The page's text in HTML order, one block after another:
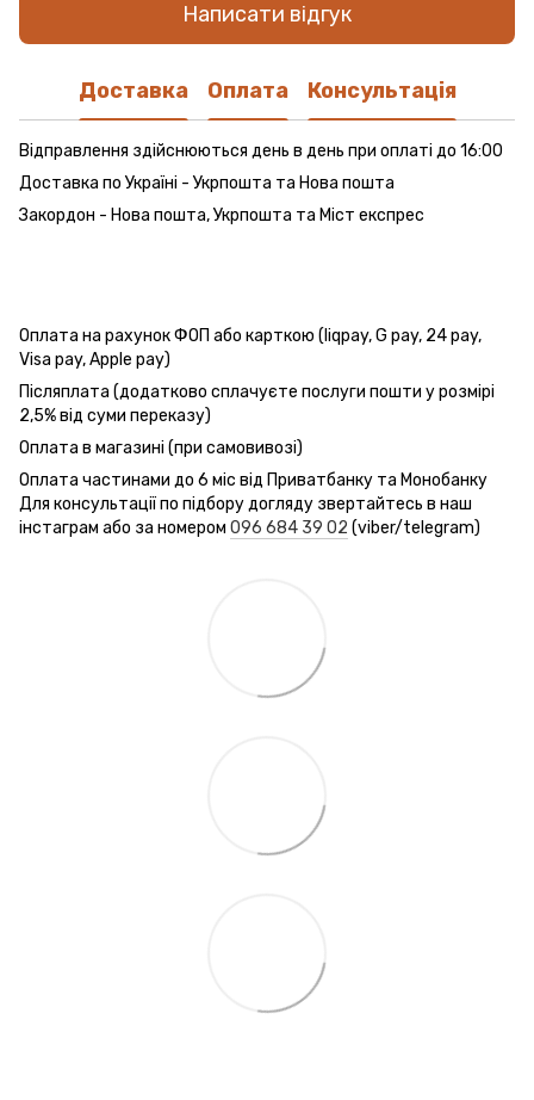
Написати відгук
Доставка Оплата Консультація
Відправлення здійснюються день в день при оплаті до 16:00
Доставка по Україні - Укрпошта та Нова пошта
Закордон - Нова пошта, Укрпошта та Міст експрес
Оплата на рахунок ФОП або карткою (liqpay, G pay, 24 pay,
Visa pay, Apple pay)
Післяплата (додатково сплачуєте послуги пошти у розмірі
2,5% від суми переказу)
Оплата в магазині (при самовивозі)
Оплата частинами до 6 міс від Приватбанку та Монобанку
Для консультації по підбору догляду звертайтесь в наш
інстаграм або за номером 096 684 39 02 (viber/telegram)